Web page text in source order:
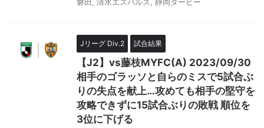
Jリーグ Div.2 試合結果
【J2】vs藤枝MYFC(A) 2023/09/30
相手のゴラッソと自らのミスで5試合ぶ
りの失点を献上…攻めても相手の堅守を
攻略できずに15試合ぶりの敗戦 順位を
3位に下げる